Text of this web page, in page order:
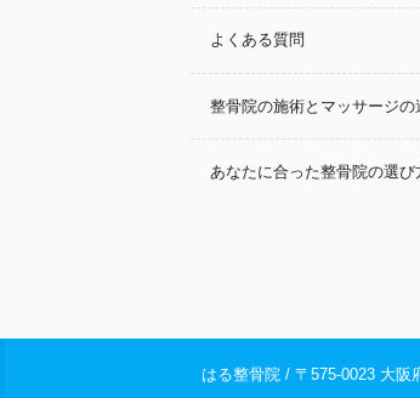
よくある質問
整骨院の施術とマッサージの
あなたに合った整骨院の選び
はる整骨院 / 〒575-0023 大